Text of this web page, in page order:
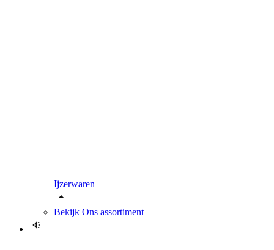
Ijzerwaren
Bekijk Ons assortiment